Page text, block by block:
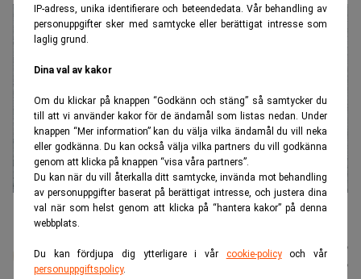
IP-adress, unika identifierare och beteendedata. Vår behandling av
personuppgifter sker med samtycke eller berättigat intresse som
laglig grund.
Dina val av kakor
Om du klickar på knappen “Godkänn och stäng” så samtycker du
till att vi använder kakor för de ändamål som listas nedan. Under
knappen “Mer information” kan du välja vilka ändamål du vill neka
eller godkänna. Du kan också välja vilka partners du vill godkänna
genom att klicka på knappen “visa våra partners”.
Du kan när du vill återkalla ditt samtycke, invända mot behandling
av personuppgifter baserat på berättigat intresse, och justera dina
val när som helst genom att klicka på “hantera kakor” på denna
webbplats.
Du kan fördjupa dig ytterligare i vår cookie-policyoch vår
personuppgiftspolicy.
Ryssland har fått vända sig till Sydkorea för bränsle. (Foto: Mathieu
Pattier/AP/TT)
Johan
Colliander
Publicerad:
07 aug. 2026
Uppdaterad:
07 aug. 2026